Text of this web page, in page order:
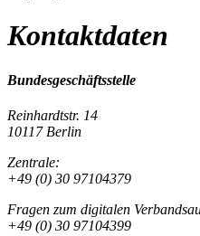
Kontaktdaten
Bundesgeschäftsstelle
Reinhardtstr. 14
10117 Berlin
Zentrale:
+49 (0) 30 97104379
Fragen zum digitalen
+49 (0) 30 97104399